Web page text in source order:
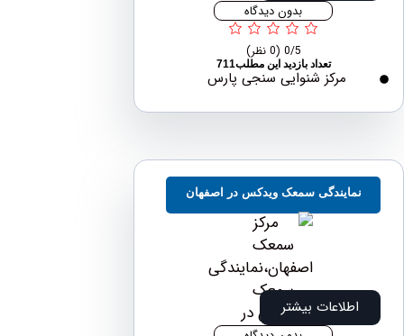
بدون دیدگاه
تعداد بازدید این مطلب711
مرکز شنوایی سنجی پارس
سمعک ویدکس در اصفهان
اطلاعات بیشتر